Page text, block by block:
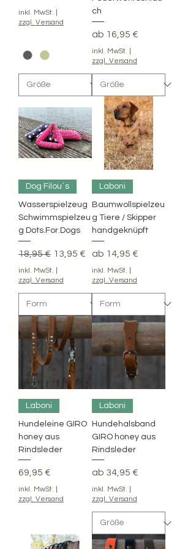
inkl. MwSt.
zzgl. Versand
ch
ab 16,95 €
Sale-Preis
inkl. MwSt.
zzgl. Versand
Dog Filou´s
Wasserspielzeug
Schwimmspielzeu
g Dots.For.Dogs
Standardpreis
18,95 € Sale-Preis
13,95 €
inkl. MwSt.
zzgl. Versand
Laboni
Baumwollspielzeu
g Tiere / Skipper
handgeknüpft
ab 14,95 €
Sale-Preis
inkl. MwSt.
zzgl. Versand
Laboni
Hundeleine GIRO
honey aus
Rindsleder
Preis
69,95 €
inkl. MwSt.
zzgl. Versand
Laboni
Hundehalsband
GIRO honey aus
Rindsleder
ab 34,95 €
Sale-Preis
inkl. MwSt.
zzgl. Versand